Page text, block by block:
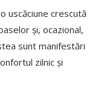
uscăciune crescută
și, ocazional,
sunt manifestări
zilnic și